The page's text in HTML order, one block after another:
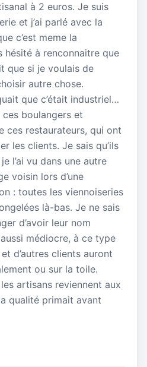
à 2 euros. Je suis
et j’ai parlé avec la
c’est meme la
hésité à renconnaitre que
que si je voulais de
autre chose.
que c’était industriel…
boulangers et
ces restaurateurs, qui ont
les clients. Je sais qu’ils
l’ai vu dans une autre
voisin lors d’une
: toutes les viennoiseries
là-bas. Je ne sais
d’avoir leur nom
médiocre, à ce type
d’autres clients auront
ou sur la toile.
artisans reviennent aux
qualité primait avant